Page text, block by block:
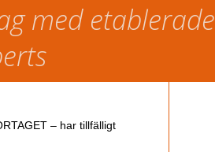
med etablerade
– har tillfälligt